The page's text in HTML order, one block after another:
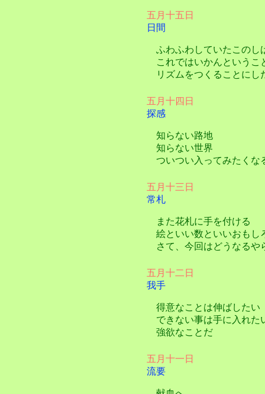
五月十五日
日間
ふわふわしていたこのし
これではいかんというこ
リズムをつくることにし
五月十四日
探感
知らない路地
知らない世界
ついつい入ってみたくな
五月十三日
常札
また花札に手を付ける
絵といい数といいおもし
さて、今回はどうなるや
五月十二日
我手
得意なことは伸ばしたい
できない事は手に入れた
強欲なことだ
五月十一日
流要